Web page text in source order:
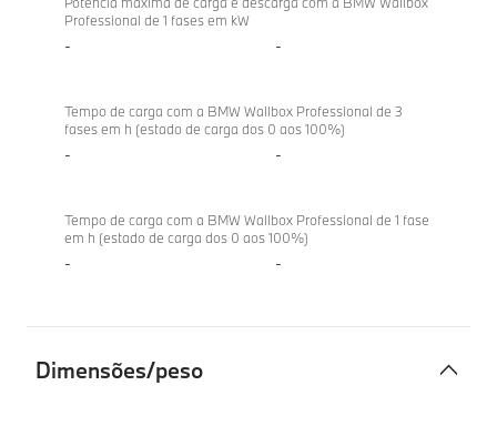
Professional de 1 fases em kW
- -
Tempo de carga com a BMW Wallbox Professional de 3
fases em h (estado de carga dos 0 aos 100%)
- -
Tempo de carga com a BMW Wallbox Professional de 1 fase
em h (estado de carga dos 0 aos 100%)
- -
Dimensões/peso